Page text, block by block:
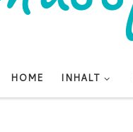
HOME INHALT